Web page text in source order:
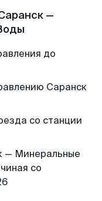
—
до
Саранск
со станции
— Минеральные
со